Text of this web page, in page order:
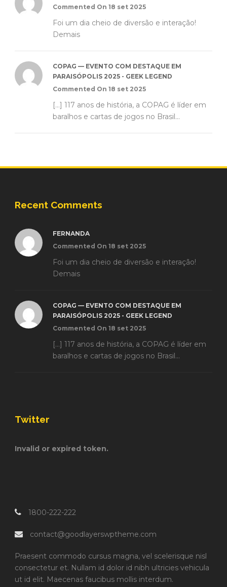
Commented On 18 set 2025
Foi um dia cheio de diversão e interação!
Demais
COPAG — EVENTO COM DESTAQUE EM
PARAISÓPOLIS 2025 - GEEK LEGEND
Commented On 18 set 2025
[…] 117 anos de história, a COPAG é líder em
baralhos e cartas de jogos no Brasil...
Recent Comments
FERNANDA
Commented On 18 set 2025
Foi um dia cheio de diversão e interação!
Demais
COPAG — EVENTO COM DESTAQUE EM
PARAISÓPOLIS 2025 - GEEK LEGEND
Commented On 18 set 2025
[…] 117 anos de história, a COPAG é líder em
baralhos e cartas de jogos no Brasil...
Twitter
Invalid or expired token.
1800-222-222
contact@goodlayerswptheme.com
Praesent commodo cursus magna, vel scelerisque nisl
consectetur et. Nullam id dolor id nibh ultricies vehicula
ut id elit. Maecenas faucibus mollis interdum.